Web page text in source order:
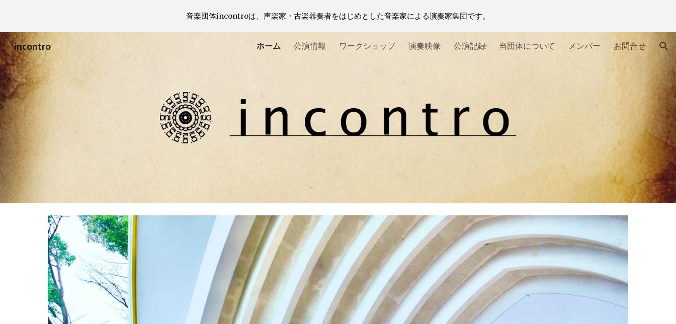
Skip to main content Skip to navigation
音楽団体incontroは、声楽家・古楽器奏者をはじめとした音楽家による演奏家集団です。
incontro ホーム 公演情報 ワークショップ 演奏映像 公演記録 当団体について メンバー お問合せ